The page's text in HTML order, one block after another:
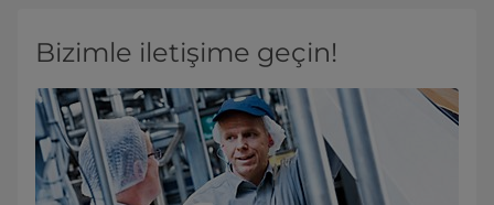
Bizimle iletişime geçin!